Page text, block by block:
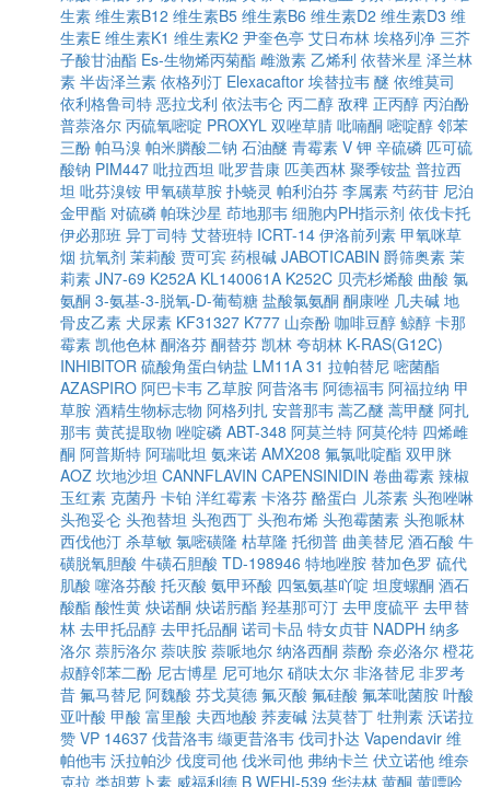
生素 维生素B12 维生素B5 维生素B6 维生素D2 维生素D3 维
生素E 维生素K1 维生素K2 尹奎色亭 艾日布林 埃格列净 三芥
子酸甘油酯 Es-生物烯丙菊酯 雌激素 乙烯利 依替米星 泽兰林
素 半齿泽兰素 依格列汀 Elexacaftor 埃替拉韦 醚 依维莫司
依利格鲁司特 恶拉戈利 依法韦仑 丙二醇 敌稗 正丙醇 丙泊酚
普萘洛尔 丙硫氧嘧啶 PROXYL 双唑草腈 吡喃酮 嘧啶醇 邻苯
三酚 帕马溴 帕米膦酸二钠 石油醚 青霉素 V 钾 辛硫磷 匹可硫
酸钠 PIM447 吡拉西坦 吡罗昔康 匹美西林 聚季铵盐 普拉西
坦 吡芬溴铵 甲氧磺草胺 扑蛲灵 帕利泊芬 李属素 芍药苷 尼泊
金甲酯 对硫磷 帕珠沙星 茚地那韦 细胞内PH指示剂 依伐卡托
伊必那班 异丁司特 艾替班特 ICRT-14 伊洛前列素 甲氧咪草
烟 抗氧剂 茉莉酸 贾可宾 药根碱 JABOTICABIN 爵筛奥素 茉
莉素 JN7-69 K252A KL140061A K252C 贝壳杉烯酸 曲酸 氯
氨酮 3-氨基-3-脱氧-D-葡萄糖 盐酸氯氨酮 酮康唑 几夫碱 地
骨皮乙素 犬尿素 KF31327 K777 山奈酚 咖啡豆醇 鲸醇 卡那
霉素 凯他色林 酮洛芬 酮替芬 凯林 夸胡林 K-RAS(G12C)
INHIBITOR 硫酸角蛋白钠盐 LM11A 31 拉帕替尼 嘧菌酯
AZASPIRO 阿巴卡韦 乙草胺 阿昔洛韦 阿德福韦 阿福拉纳 甲
草胺 酒精生物标志物 阿格列扎 安普那韦 蒿乙醚 蒿甲醚 阿扎
那韦 黄芪提取物 唑啶磷 ABT-348 阿莫兰特 阿莫伦特 四烯雌
酮 阿普斯特 阿瑞吡坦 氨来诺 AMX208 氟氯吡啶酯 双甲脒
AOZ 坎地沙坦 CANNFLAVIN CAPENSINIDIN 卷曲霉素 辣椒
玉红素 克菌丹 卡铂 洋红霉素 卡洛芬 酪蛋白 儿茶素 头孢唑啉
头孢妥仑 头孢替坦 头孢西丁 头孢布烯 头孢霉菌素 头孢哌林
西伐他汀 杀草敏 氯嘧磺隆 枯草隆 托彻普 曲美替尼 酒石酸 牛
磺脱氧胆酸 牛磺石胆酸 TD-198946 特地唑胺 替加色罗 硫代
肌酸 噻洛芬酸 托灭酸 氨甲环酸 四氢氨基吖啶 坦度螺酮 酒石
酸酯 酸性黄 炔诺酮 炔诺肟酯 羟基那可汀 去甲度硫平 去甲替
林 去甲托品醇 去甲托品酮 诺司卡品 特女贞苷 NADPH 纳多
洛尔 萘肟洛尔 萘呋胺 萘哌地尔 纳洛西酮 萘酚 奈必洛尔 橙花
叔醇邻苯二酚 尼古博星 尼可地尔 硝呋太尔 非洛替尼 非罗考
昔 氟马替尼 阿魏酸 芬戈莫德 氟灭酸 氟硅酸 氟苯吡菌胺 叶酸
亚叶酸 甲酸 富里酸 夫西地酸 荞麦碱 法莫替丁 牡荆素 沃诺拉
赞 VP 14637 伐昔洛韦 缬更昔洛韦 伐司扑达 Vapendavir 维
帕他韦 沃拉帕沙 伐度司他 伐米司他 弗纳卡兰 伏立诺他 维奈
克拉 类胡萝卜素 威福利德 B WEHI-539 华法林 黄酮 黄嘌呤